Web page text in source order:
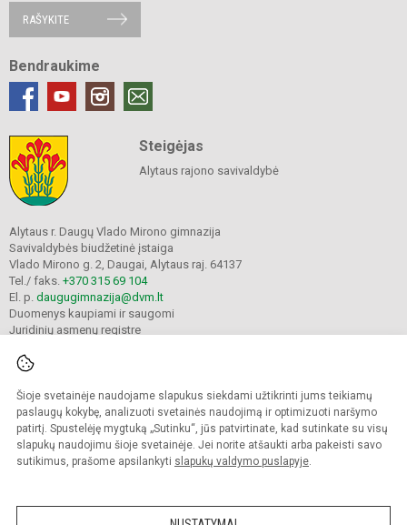
Šioje svetainėje naudojame slapukus siekdami užtikrinti jums teikiamų
paslaugų kokybę, analizuoti svetainės naudojimą ir optimizuoti naršymo
patirtį. Spustelėję mygtuką „Sutinku“, jūs patvirtinate, kad sutinkate su visų
slapukų naudojimu šioje svetainėje. Jei norite atšaukti arba pakeisti savo
sutikimus, prašome apsilankyti slapukų valdymo puslapyje.
RAŠYKITE
Bendraukime
Steigėjas
Alytaus rajono savivaldybė
Alytaus r. Daugų Vlado Mirono gimnazija
Savivaldybės biudžetinė įstaiga
Vlado Mirono g. 2, Daugai, Alytaus raj. 64137
Tel./ faks. +370 315 69 104
El. p. daugugimnazija@dvm.lt
Duomenys kaupiami ir saugomi
Juridinių asmenų registre
© 2024. Alytaus r. Daugų Vlado Mirono gimnazija. Visos teisės saugomos.
Kopijuoti turinį be raštiško įstaigos administracijos sutikimo griežtai draudžiama.
Prieinamumo paraiška Slapukų valdymas